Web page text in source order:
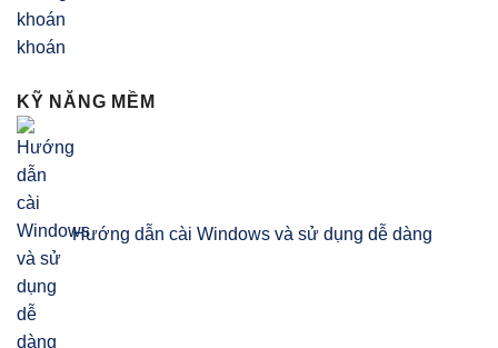
khoán
KỸ NĂNG MỀM
Hướng dẫn cài Windows và sử dụng dễ dàng